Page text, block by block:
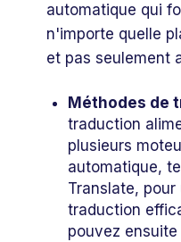
automatique qui
n'importe quelle
et pas seulement
Méthodes de
traduction
plusieurs
automatique,
Translate,
traduction
pouvez